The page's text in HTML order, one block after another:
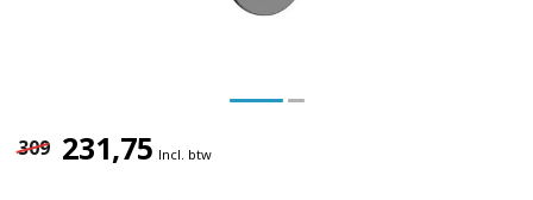
309 231,75 Incl. btw